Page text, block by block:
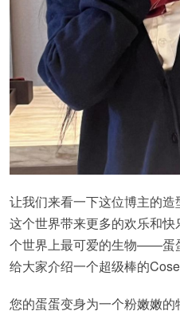
让我们来看一下这位博主的
这个世界带来更多的欢乐和
个世界上最可爱的生物——蛋
给大家介绍一个超级棒的
您的蛋蛋变身为一个粉嫩嫩